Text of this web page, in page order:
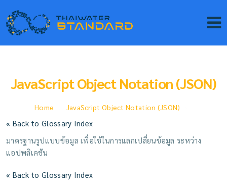
JavaScript Object Notation (JSON)
Home JavaScript Object Notation (JSON)
« Back to Glossary Index
มาตรฐานรูปแบบข้อมูล เพื่อใช้ในการแลกเปลี่ยนข้อมูล ระหว่าง
แอปพลิเคชัน
« Back to Glossary Index